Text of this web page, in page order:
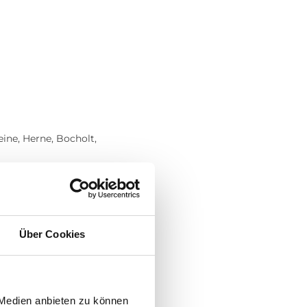
Über Cookies
anbieten zu können
Herne, Bocholt,
anzubieten, sondern
Marken und einen
bei jeder deiner
dir eine absolut